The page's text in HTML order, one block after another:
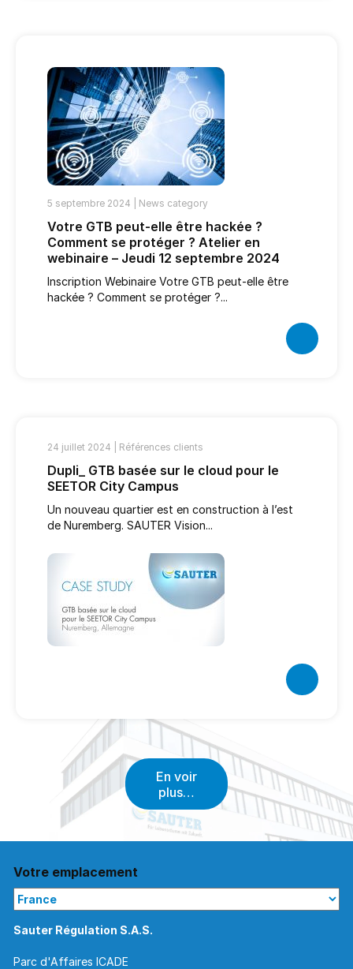
5 septembre 2024 | News category
Votre GTB peut-elle être hackée ?
Comment se protéger ? Atelier en
webinaire – Jeudi 12 septembre 2024
Inscription Webinaire Votre GTB peut-elle être
hackée ? Comment se protéger ?...
24 juillet 2024 | Références clients
Dupli_ GTB basée sur le cloud pour le
SEETOR City Campus
Un nouveau quartier est en construction à l’est
de Nuremberg. SAUTER Vision...
En voir
plus…
Votre emplacement
Parc d'Affaires ICADE